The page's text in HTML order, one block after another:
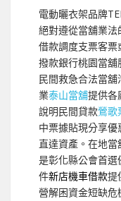
電動曬衣架品牌
絕對遵從當舖業法
借款調度支票客
撥款銀行桃園當
民間救急合法當
業泰山當舖提供各
說明民間貸款鶯歌
中票據貼現分享優
直達資產。在地
是彰化縣公會首
件新店機車借款提
營解困資金短缺危